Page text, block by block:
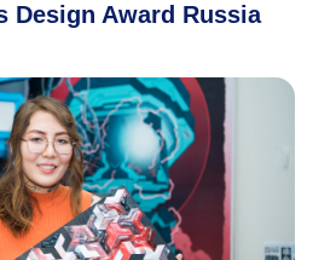
Design Award Russia